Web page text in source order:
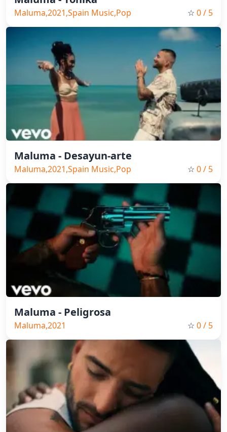
Maluma,2021,Spain Music,Pop ☆ 0/ 5
Maluma - Desayun-arte
Maluma,2021,Spain Music,Pop ☆ 0/ 5
Maluma - Peligrosa
Maluma,2021 ☆ 0/ 5